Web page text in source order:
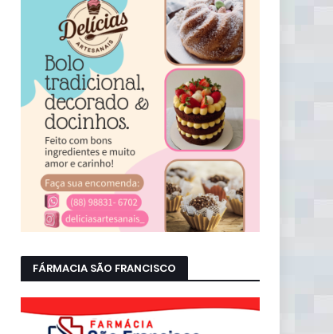
FÁRMACIA SÃO FRANCISCO